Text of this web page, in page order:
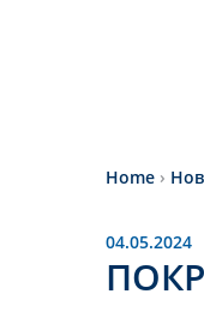
Home ›
04.05.2024